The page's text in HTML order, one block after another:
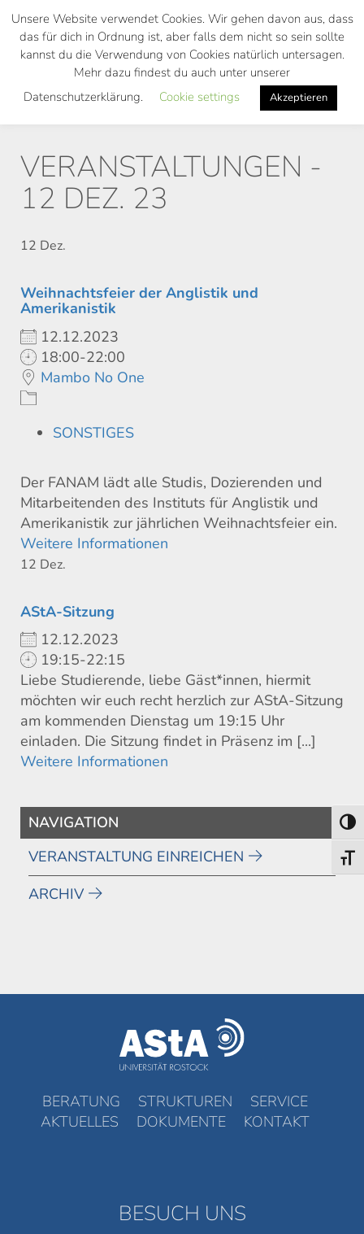
Skip
main
VERANSTALTUNGEN -
12 DEZ. 23
12 Dez.
Weihnachtsfeier der Anglistik und
Amerikanistik
12.12.2023
18:00-22:00
Mambo No One
SONSTIGES
Der FANAM lädt alle Studis, Dozierenden und
Mitarbeitenden des Instituts für Anglistik und
Amerikanistik zur jährlichen Weihnachtsfeier ein.
Weitere Informationen
12 Dez.
AStA-Sitzung
12.12.2023
19:15-22:15
Liebe Studierende, liebe Gäst*innen, hiermit
möchten wir euch recht herzlich zur AStA-Sitzung
am kommenden Dienstag um 19:15 Uhr
einladen. Die Sitzung findet in Präsenz im [...]
Weitere Informationen
NAVIGATION
VERANSTALTUNG EINREICHEN
ARCHIV
BERATUNG STRUKTUREN
SERVICE
AKTUELLES
DOKUMENTE KONTAKT
BESUCH UNS
Unsere Website verwendet Cookies. Wir gehen davon aus, dass
das für dich in Ordnung ist, aber falls dem nicht so sein sollte
kannst du die Verwendung von Cookies natürlich untersagen.
Mehr dazu findest du auch unter unserer
Datenschutzerklärung.
Cookie settings Akzeptieren